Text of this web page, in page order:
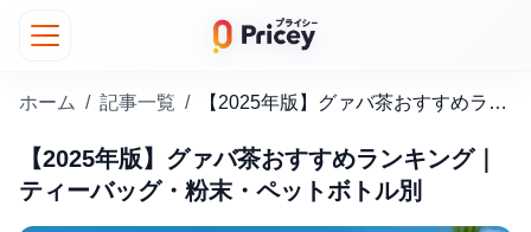
ホーム / 記事一覧 / 【2025年版】グァバ茶おすすめランキング｜ティーバッグ・粉末・ペットボトル別
【2025年版】グァバ茶おすすめランキング｜
ティーバッグ・粉末・ペットボトル別